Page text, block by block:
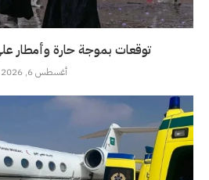
توقعات بموجة حارة وأمطار
أغسطس 6, 2026